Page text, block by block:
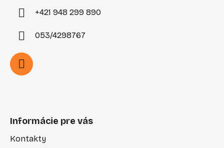
+421 948 299 890
053/4298767
Informácie pre vás
Kontakty